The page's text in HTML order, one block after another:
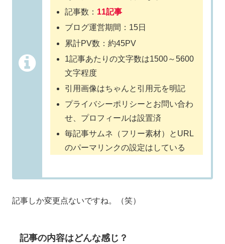
記事数： 11記事
ブログ運営期間：15日
累計PV数：約45PV
1記事あたりの文字数は1500～5600
文字程度
引用画像はちゃんと引用元を明記
プライバシーポリシーとお問い合わ
せ、プロフィールは設置済
毎記事サムネ（フリー素材）とURL
のパーマリンクの設定はしている
記事しか変更点ないですね。（笑）
記事の内容はどんな感じ？